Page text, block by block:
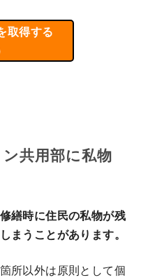
取得する
共用部に私物
繕時に住民の私物が残
まうことがあります。
所以外は原則として個